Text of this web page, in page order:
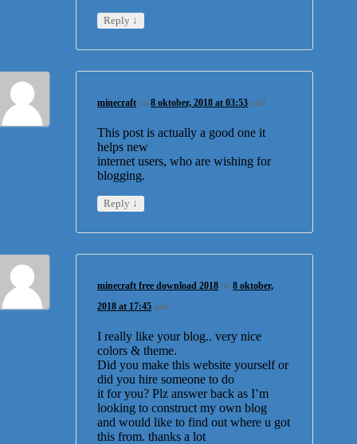
Reply ↓
minecraft on8 oktober, 2018 at 03:53 said:
This post is actually a good one it
helps new
internet users, who are wishing for
blogging.
Reply ↓
minecraft free download 2018 on8 oktober,
2018 at 17:45 said:
I really like your blog.. very nice
colors & theme.
Did you make this website yourself or
did you hire someone to do
it for you? Plz answer back as I’m
looking to construct my own blog
and would like to find out where u got
this from. thanks a lot